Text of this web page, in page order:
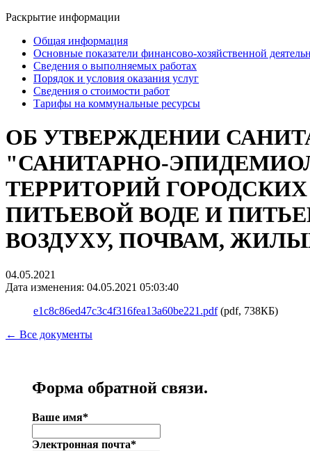
Раскрытие информации
Общая информация
Основные показатели финансово-хозяйственной
Сведения о выполняемых работах
Порядок и условия оказания услуг
Сведения о стоимости работ
Тарифы на коммунальные ресурсы
ОБ УТВЕРЖДЕНИИ
"САНИТАРНО-
ТЕРРИТОРИЙ
ПИТЬЕВОЙ ВОДЕ И
ВОЗДУХУ, ПОЧВАМ,
04.05.2021
Дата изменения: 04.05.2021 05:03:40
e1c8c86ed47c3c4f316fea13a60be221.pdf(pdf, 738КБ)
← Все документы
Форма обратной связи.
Ваше имя*
Электронная почта*